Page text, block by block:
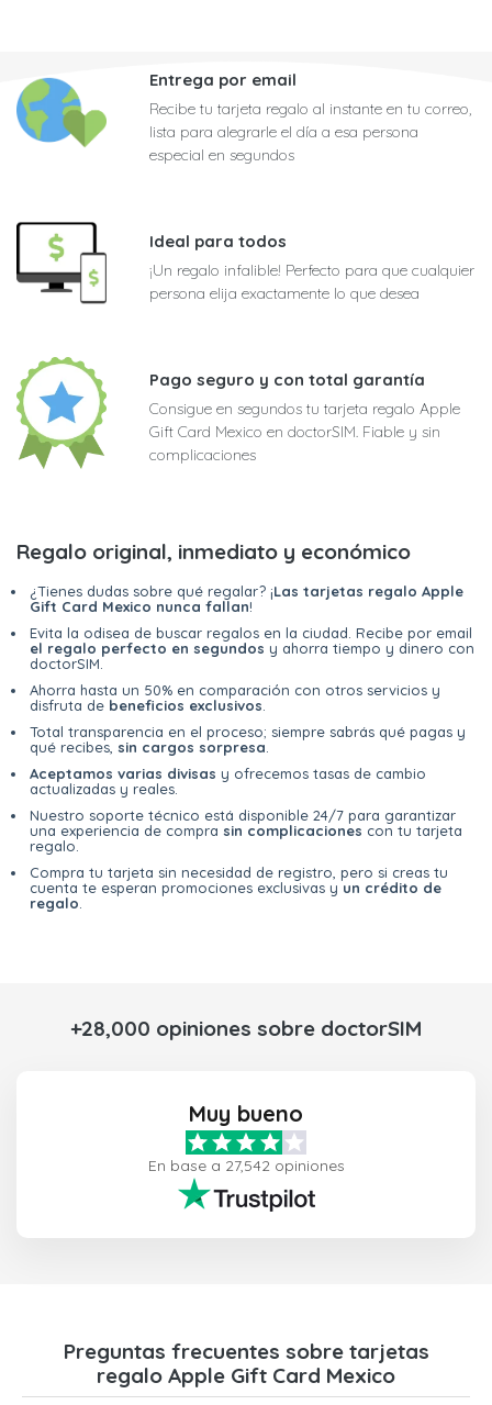
Entrega por email
Recibe tu tarjeta regalo al instante en tu correo,
lista para alegrarle el día a esa persona
especial en segundos
Ideal para todos
¡Un regalo infalible! Perfecto para que cualquier
persona elija exactamente lo que desea
Pago seguro y con total garantía
Consigue en segundos tu tarjeta regalo Apple
Gift Card Mexico en doctorSIM. Fiable y sin
complicaciones
Regalo original, inmediato y económico
¿Tienes dudas sobre qué regalar? ¡Las tarjetas regalo Apple
Gift Card Mexico nunca fallan!
Evita la odisea de buscar regalos en la ciudad. Recibe por email
el regalo perfecto en segundos y ahorra tiempo y dinero con
doctorSIM.
Ahorra hasta un 50% en comparación con otros servicios y
disfruta de beneficios exclusivos
Total transparencia en el proceso; siempre sabrás qué pagas y
qué recibes, sin cargos sorpresa
Aceptamos varias divisas y ofrecemos tasas de cambio
actualizadas y reales.
Nuestro soporte técnico está disponible 24/7 para garantizar
una experiencia de compra sin complicaciones con tu tarjeta
regalo.
Compra tu tarjeta sin necesidad de registro, pero si creas tu
cuenta te esperan promociones exclusivas y un crédito de
regalo
+28,000 opiniones sobre doctorSIM
Muy bueno
En base a 27,542 opiniones
Preguntas frecuentes sobre tarjetas
regalo Apple Gift Card Mexico